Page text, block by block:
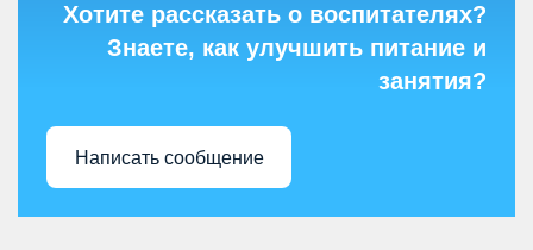
Хотите рассказать о воспитателях?
Знаете, как улучшить питание и
занятия?
Написать сообщение